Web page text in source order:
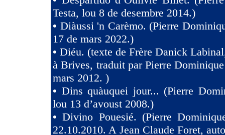
Testa, lou 8 de desembre 2014.)
• Diàussi 'n Carèmo. (Pierre
17 de mars 2022.)
• Diéu. (texte de Frère Danick
à Brives, traduit par Pierre
mars 2012. )
• Dins quàuquei jour... (Pierre
lou 13 d’avoust 2008.)
•Divino Pouesié. (Pierre
22.10.2010. A Jean Claude Foret,